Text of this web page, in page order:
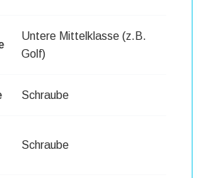
Untere Mittelklasse (z.B.
Golf)
Schraube
Schraube